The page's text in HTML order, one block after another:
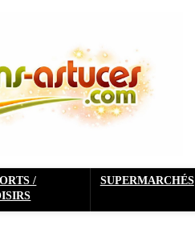
/
SUPERMARCHÉS